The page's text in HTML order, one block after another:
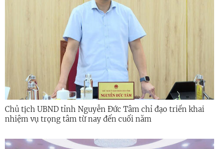
Chủ tịch UBND tỉnh Nguyễn Đức Tâm chỉ đạo triển khai
nhiệm vụ trọng tâm từ nay đến cuối năm